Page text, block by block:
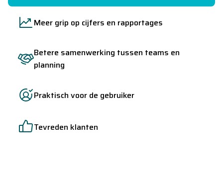
Meer grip op cijfers en rapportages
Betere samenwerking tussen teams en
planning
Praktisch voor de gebruiker
Tevreden klanten